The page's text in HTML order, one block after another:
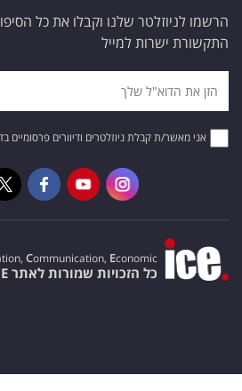
הרשמו לניוזלטר שלנו וקבלו את כל
התקשורת ישרות למייל
אני מאשר/ת קבלת ניוזלטרים ודיוורים פרסומיים
Communication, Economic
כל הזכויות שמורות לאתר ICE. ©